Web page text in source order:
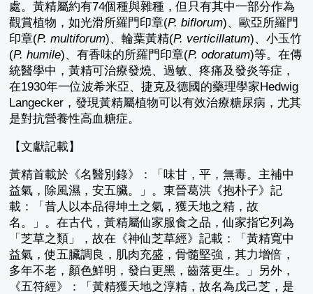
處。黃精屬約有74個種與雜種，但只有其中一部分作為
觀賞植物，如光滑所羅門印章(P. biflorum)、歐亞所羅門
印章(P. multiforum)、輪葉黃精(P. verticillatum)、小玉竹
(P. humile)、有香味的所羅門印章(P. odoratum)等。在傳
統醫學中，黃精可治療發燒、過敏、疼痛及發炎等症，
在1930年一位波希米亞、捷克及德國的藥理學家Hedwig
Langecker，發現黃精屬植物可以有效治療糖尿病，尤其
是對抗營養性高血糖症。
【文獻記載】
黃精首載於《名醫別錄》：「味甘，平，無毒。主補中
益氣，除風濕，安五臟。」。東晉葛洪《抱朴子》記
載：「昔人以本品得坤土之氣，獲天地之精，故
名。」。在古代，黃精屬仙家服食之品，仙家指它列為
「芝草之類」，故在《神仙芝草經》記載：「黃精寬中
益氣，使五臟調良，肌肉充盛，骨髓堅強，其力增倍，
多年不老，顏色鮮明，發白更黑，齒落更生。」另外，
《五符經》：「黃精獲天地之淳精，故名為戊己芝，是